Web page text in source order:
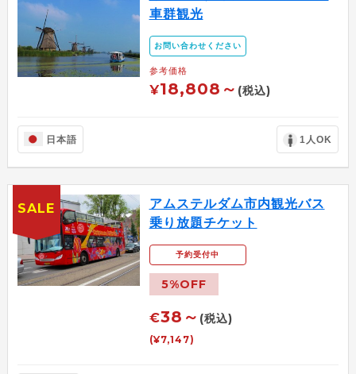
車群観光
お問い合わせください
参考価格
¥18,808～ (税込)
日本語 1人OK
アムステルダム市内観光バス
乗り放題チケット
予約受付中
5%OFF
€38～ (税込)
(¥7,147)
SALE